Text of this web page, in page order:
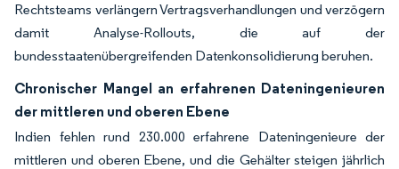
Rechtsteams verlängern Vertragsverhandlungen und verzögern
damit Analyse-Rollouts, die auf der
bundesstaatenübergreifenden Datenkonsolidierung beruhen.
Chronischer Mangel an erfahrenen Dateningenieuren
der mittleren und oberen Ebene
Indien fehlen rund 230.000 erfahrene Dateningenieure der
mittleren und oberen Ebene, und die Gehälter steigen jährlich